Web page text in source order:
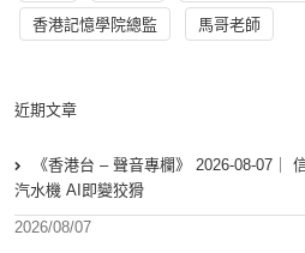
香港記憶學院總監 馬哥老師
近期文章
《香港台 – 聲音專欄》 2026-08-07｜
汽水機 AI即變狡猾
2026/08/07